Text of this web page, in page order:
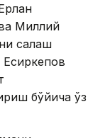
Миллий
сақлаш
бўйича ўз